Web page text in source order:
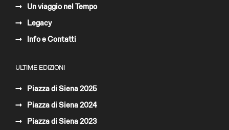
Un viaggio nel Tempo
Legacy
Info e Contatti
ULTIME EDIZIONI
Piazza di Siena 2025
Piazza di Siena 2024
Piazza di Siena 2023